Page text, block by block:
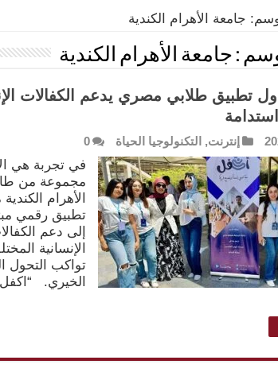
جامعة الأهرام الكندية
: جامعة الأهرام الكندية
تطبيق طلابي مصري يدعم الكفالات
إنترنت, التكنولوجيا الحياة 0
في تجربة هي
مجموعة من
الأهرام
تطبيق رقمي
إلى دعم
الإنسانية
تواكب التحول
الخيري.